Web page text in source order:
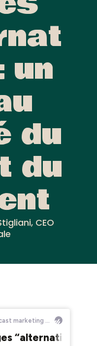
un
du
du
CEO